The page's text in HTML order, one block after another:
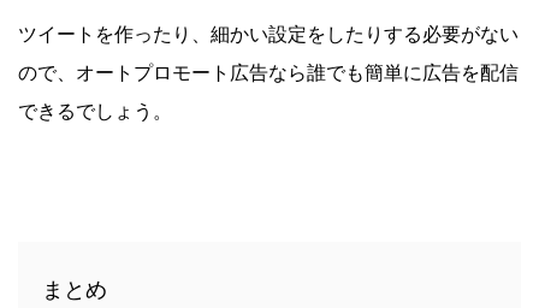
ツイートを作ったり、細かい設定をしたりする必要がない
ので、オートプロモート広告なら誰でも簡単に広告を配信
できるでしょう。
まとめ